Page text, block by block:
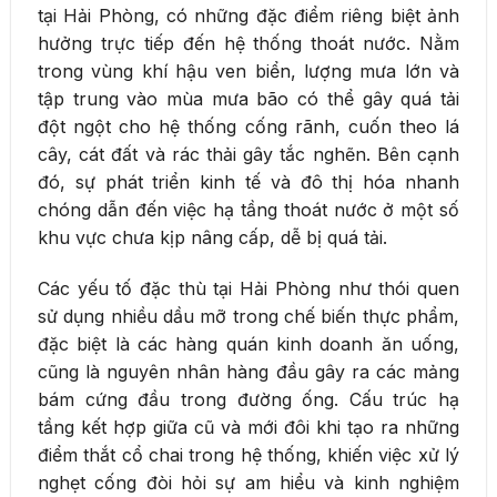
tại Hải Phòng, có những đặc điểm riêng biệt ảnh
hưởng trực tiếp đến hệ thống thoát nước. Nằm
trong vùng khí hậu ven biển, lượng mưa lớn và
tập trung vào mùa mưa bão có thể gây quá tải
đột ngột cho hệ thống cống rãnh, cuốn theo lá
cây, cát đất và rác thải gây tắc nghẽn. Bên cạnh
đó, sự phát triển kinh tế và đô thị hóa nhanh
chóng dẫn đến việc hạ tầng thoát nước ở một số
khu vực chưa kịp nâng cấp, dễ bị quá tải.
Các yếu tố đặc thù tại Hải Phòng như thói quen
sử dụng nhiều dầu mỡ trong chế biến thực phẩm,
đặc biệt là các hàng quán kinh doanh ăn uống,
cũng là nguyên nhân hàng đầu gây ra các mảng
bám cứng đầu trong đường ống. Cấu trúc hạ
tầng kết hợp giữa cũ và mới đôi khi tạo ra những
điểm thắt cổ chai trong hệ thống, khiến việc xử lý
nghẹt cống đòi hỏi sự am hiểu và kinh nghiệm